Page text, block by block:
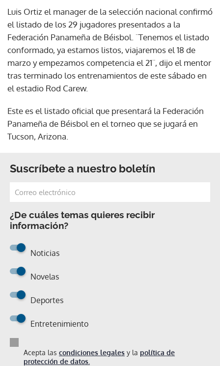
Luis Ortiz el manager de la selección nacional confirmó
el listado de los 29 jugadores presentados a la
Federación Panameña de Béisbol. ¨Tenemos el listado
conformado, ya estamos listos, viajaremos el 18 de
marzo y empezamos competencia el 21¨, dijo el mentor
tras terminado los entrenamientos de este sábado en
el estadio Rod Carew.
Este es el listado oficial que presentará la Federación
Panameña de Béisbol en el torneo que se jugará en
Tucson, Arizona.
Suscríbete a nuestro boletín
¿De cuáles temas quieres recibir
información?
Noticias
Novelas
Deportes
Entretenimiento
Acepta las condiciones legales y la política de
protección de datos.